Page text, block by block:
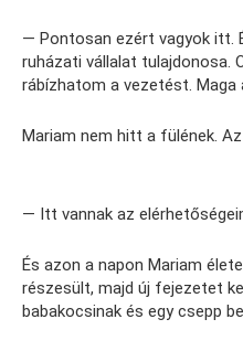
— Pontosan ezért vagyok itt.
ruházati vállalat tulajdonosa.
rábízhatom a vezetést. Maga
Mariam nem hitt a fülének.
— Itt vannak az
És azon a napon Mariam
részesült, majd új fejezetet
babakocsinak és egy csepp